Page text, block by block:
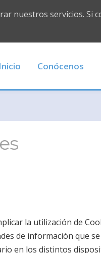
Inicio Conócenos
la utilización de
de información que
en los distintos
nuestros servicios. Si